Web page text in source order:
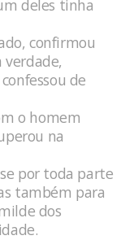
deles tinha
confirmou
de
o homem
na
por toda parte
também para
dos